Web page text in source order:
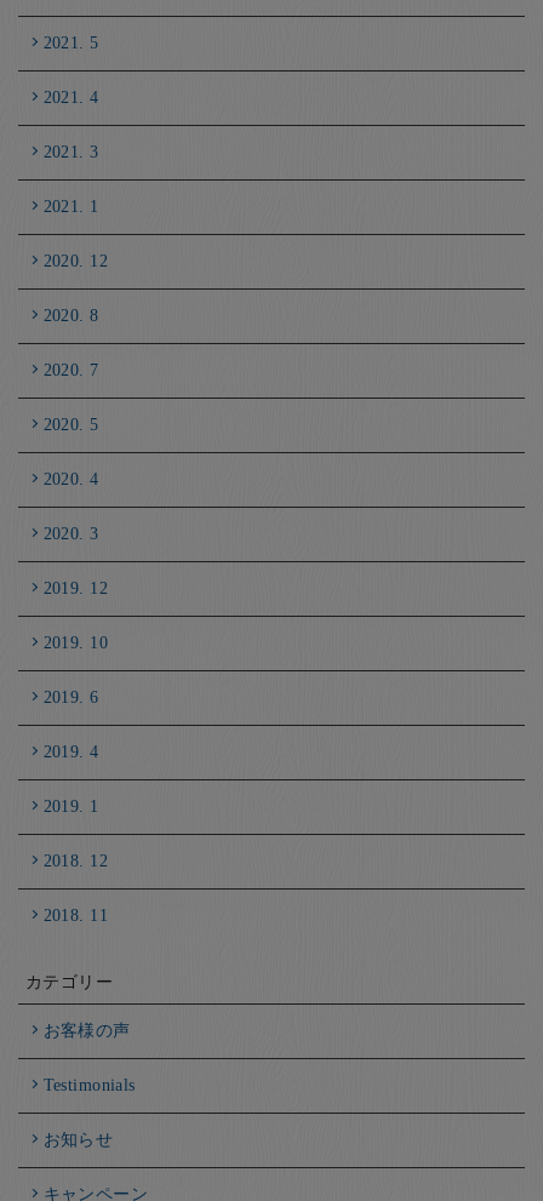
2021. 5
2021. 4
2021. 3
2021. 1
2020. 12
2020. 8
2020. 7
2020. 5
2020. 4
2020. 3
2019. 12
2019. 10
2019. 6
2019. 4
2019. 1
2018. 12
2018. 11
カテゴリー
お客様の声
Testimonials
お知らせ
キャンペーン